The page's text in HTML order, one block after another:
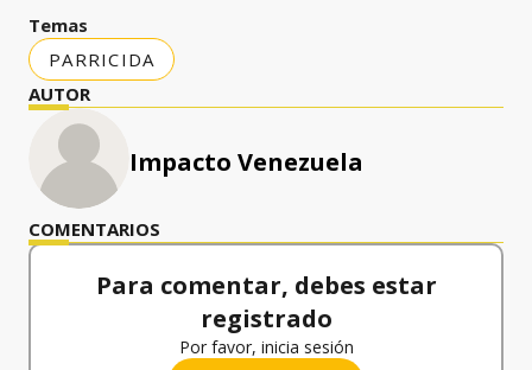
Temas
PARRICIDA
AUTOR
Impacto Venezuela
COMENTARIOS
Para comentar, debes estar
registrado
Por favor, inicia sesión